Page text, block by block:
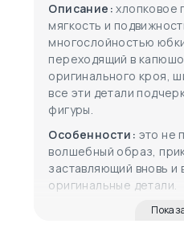
Описание:хлопковое
мягкость и
многослойностью
переходящий в
оригинального кроя,
все эти детали
фигуры.
Особенности: это не
волшебный образ,
заставляющий вновь и
оригинальные детали.